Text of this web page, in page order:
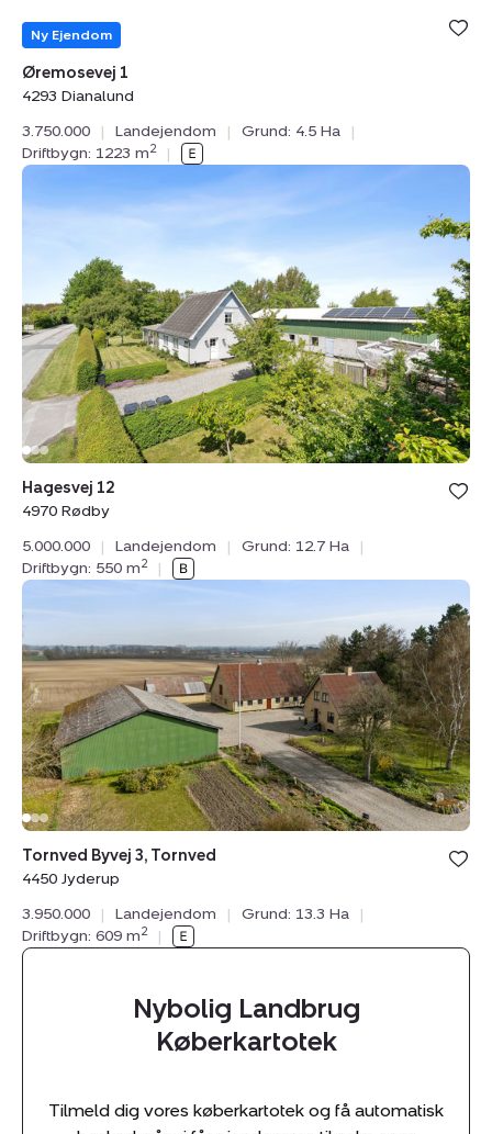
Bolig er
under
Ny Ejendom
Øremosevej 1
4293 Dianalund
3.750.000
| Landejendom | Grund: 4.5 Ha
|
Driftbygn: 1223 m2 |
Hagesvej
Rødby
Bolig er
under
Hagesvej 12
4970 Rødby
5.000.000
| Landejendom | Grund: 12.7 Ha
|
Driftbygn: 550 m2 |
Byvej
3,
Tornved,
4450
Jyderup
Bolig er
under
Tornved Byvej 3, Tornved
4450 Jyderup
3.950.000
| Landejendom | Grund: 13.3 Ha
|
Driftbygn: 609 m2 |
Nybolig Landbrug
Køberkartotek
Tilmeld dig vores køberkartotek og få automatisk